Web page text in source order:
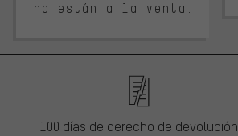
no están a la venta.
100 días de derecho de devolución